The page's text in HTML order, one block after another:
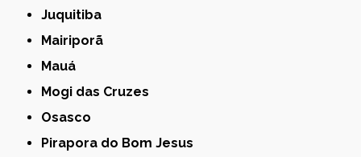
Juquitiba
Mairiporã
Mauá
Mogi das Cruzes
Osasco
Pirapora do Bom Jesus